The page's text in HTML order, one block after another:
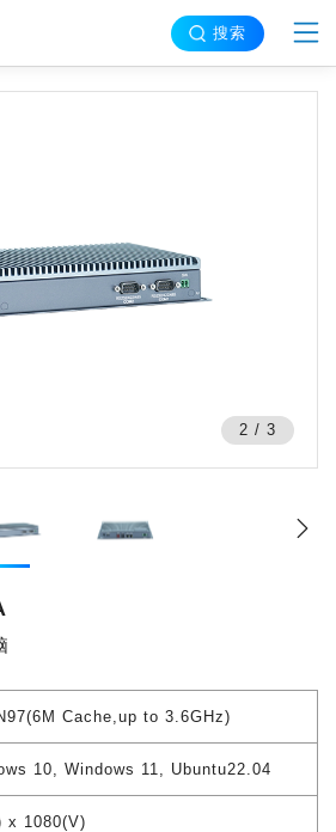
搜索
2 / 3
Cache,up to 3.6GHz)
10, Windows 11, Ubuntu22.04
x 1080(V)